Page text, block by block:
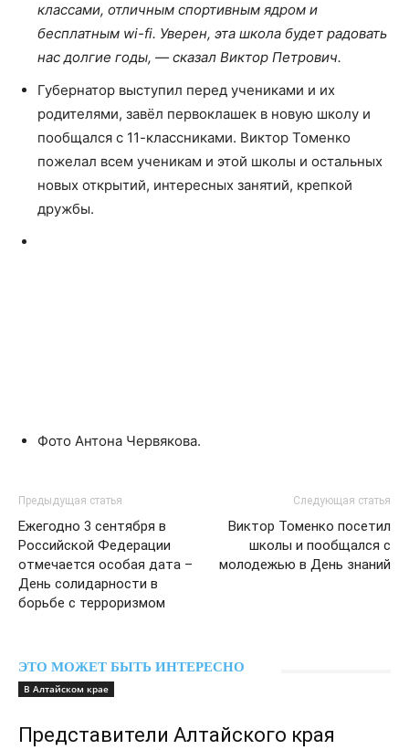
классами, отличным спортивным ядром и
бесплатным wi-fi. Уверен, эта школа будет радовать
нас долгие годы, — сказал Виктор Петрович.
Губернатор выступил перед учениками и их
родителями, завёл первоклашек в новую школу и
пообщался с 11-классниками. Виктор Томенко
пожелал всем ученикам и этой школы и остальных
новых открытий, интересных занятий, крепкой
дружбы.
Фото Антона Червякова.
Предыдущая статья
Ежегодно 3 сентября в
Российской Федерации
отмечается особая дата –
День солидарности в
борьбе с терроризмом
Следующая статья
Виктор Томенко посетил
школы и пообщался с
молодежью в День знаний
ЭТО МОЖЕТ БЫТЬ ИНТЕРЕСНО
В Алтайском крае
Представители Алтайского края